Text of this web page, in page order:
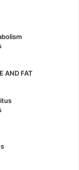
AND FAT